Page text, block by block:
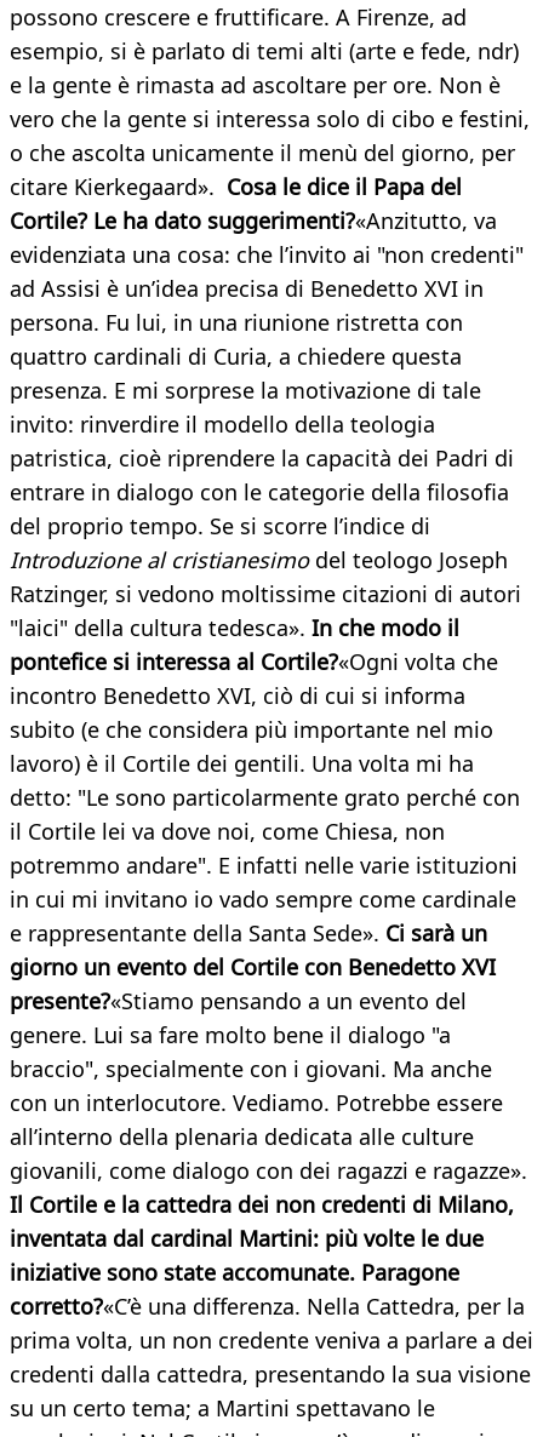
possono crescere e fruttificare. A Firenze, ad
esempio, si è parlato di temi alti (arte e fede, ndr)
e la gente è rimasta ad ascoltare per ore. Non è
vero che la gente si interessa solo di cibo e festini,
o che ascolta unicamente il menù del giorno, per
citare Kierkegaard». Cosa le dice il Papa del
Cortile? Le ha dato suggerimenti?«Anzitutto, va
evidenziata una cosa: che l’invito ai "non credenti"
ad Assisi è un’idea precisa di Benedetto XVI in
persona. Fu lui, in una riunione ristretta con
quattro cardinali di Curia, a chiedere questa
presenza. E mi sorprese la motivazione di tale
invito: rinverdire il modello della teologia
patristica, cioè riprendere la capacità dei Padri di
entrare in dialogo con le categorie della filosofia
del proprio tempo. Se si scorre l’indice di
Introduzione al cristianesimodel teologo Joseph
Ratzinger, si vedono moltissime citazioni di autori
"laici" della cultura tedesca». In che modo il
pontefice si interessa al Cortile?«Ogni volta che
incontro Benedetto XVI, ciò di cui si informa
subito (e che considera più importante nel mio
lavoro) è il Cortile dei gentili. Una volta mi ha
detto: "Le sono particolarmente grato perché con
il Cortile lei va dove noi, come Chiesa, non
potremmo andare". E infatti nelle varie istituzioni
in cui mi invitano io vado sempre come cardinale
e rappresentante della Santa Sede». Ci sarà un
giorno un evento del Cortile con Benedetto XVI
presente?«Stiamo pensando a un evento del
genere. Lui sa fare molto bene il dialogo "a
braccio", specialmente con i giovani. Ma anche
con un interlocutore. Vediamo. Potrebbe essere
all’interno della plenaria dedicata alle culture
giovanili, come dialogo con dei ragazzi e ragazze».
Il Cortile e la cattedra dei non credenti di Milano,
inventata dal cardinal Martini: più volte le due
iniziative sono state accomunate. Paragone
corretto?«C’è una differenza. Nella Cattedra, per la
prima volta, un non credente veniva a parlare a dei
credenti dalla cattedra, presentando la sua visione
su un certo tema; a Martini spettavano le